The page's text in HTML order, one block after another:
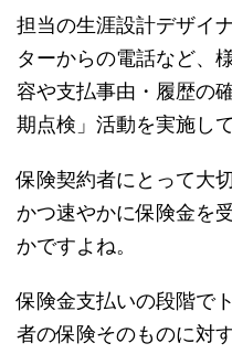
担当の生涯設計デザイ
ターからの電話など、
容や支払事由・履歴の
期点検」活動を実施し
保険契約者にとって大
かつ速やかに保険金を
かですよね。
保険金支払いの段階で
者の保険そのものに対